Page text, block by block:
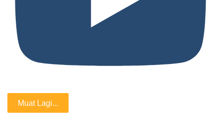
Muat Lagi...